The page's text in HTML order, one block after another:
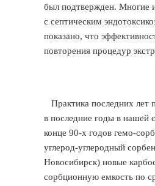
был подтвержден. Многие
с септическим
показано, что
повторения процедур
Практика последних лет
в последние годы в нашей
конце 90-х годов гемо-
углерод-углеродный
Новосибирск) новые
сорбционную емкость по